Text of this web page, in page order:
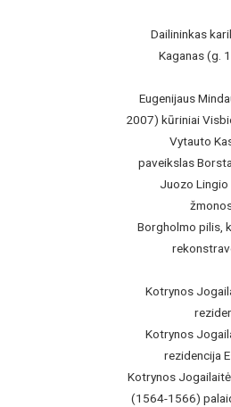
Dailininkas
Kaganas (g.
Eugenijaus
2007) kūriniai
Vytauto
paveikslas
Juozo
Borgholmo pilis,
Kotrynos
Kotrynos
rezidencija
Kotrynos
(1564-1566)